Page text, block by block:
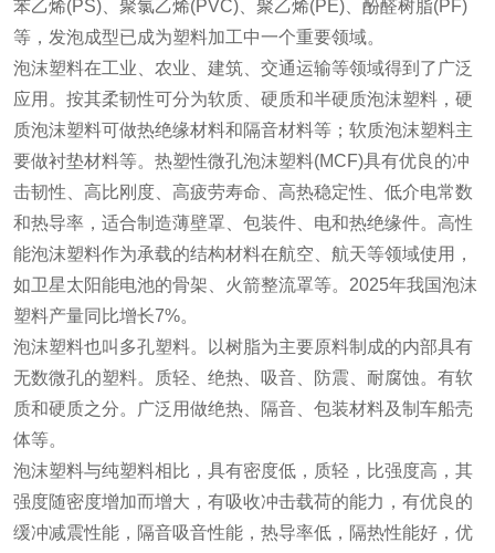
苯乙烯(PS)、聚氯乙烯(PVC)、聚乙烯(PE)、酚醛树脂(PF)
等，发泡成型已成为塑料加工中一个重要领域。
泡沫塑料在工业、农业、建筑、交通运输等领域得到了广泛
应用。按其柔韧性可分为软质、硬质和半硬质泡沫塑料，硬
质泡沫塑料可做热绝缘材料和隔音材料等；软质泡沫塑料主
要做衬垫材料等。热塑性微孔泡沫塑料(MCF)具有优良的冲
击韧性、高比刚度、高疲劳寿命、高热稳定性、低介电常数
和热导率，适合制造薄壁罩、包装件、电和热绝缘件。高性
能泡沫塑料作为承载的结构材料在航空、航天等领域使用，
如卫星太阳能电池的骨架、火箭整流罩等。2025年我国泡沫
塑料产量同比增长7%。
泡沫塑料也叫多孔塑料。以树脂为主要原料制成的内部具有
无数微孔的塑料。质轻、绝热、吸音、防震、耐腐蚀。有软
质和硬质之分。广泛用做绝热、隔音、包装材料及制车船壳
体等。
泡沫塑料与纯塑料相比，具有密度低，质轻，比强度高，其
强度随密度增加而增大，有吸收冲击载荷的能力，有优良的
缓冲减震性能，隔音吸音性能，热导率低，隔热性能好，优